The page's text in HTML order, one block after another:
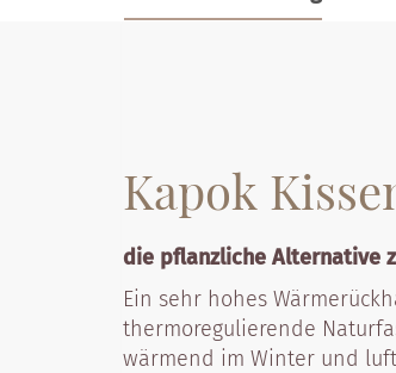
Kapok
die pflanzliche Alternative
Ein sehr hohes
thermoregulierende
wärmend im Winter und